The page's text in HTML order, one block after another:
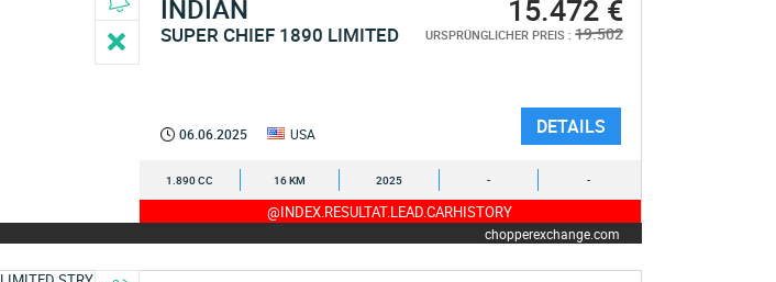
INDIAN
SUPER CHIEF 1890 LIMITED
15.472 €
URSPRÜNGLICHER PREIS : 19.502
06.06.2025 USA DETAILS
1.890 CC 16 KM 2025 - -
@INDEX.RESULTAT.LEAD.CARHISTORY
chopperexchange.com